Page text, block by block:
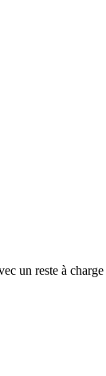
un reste à